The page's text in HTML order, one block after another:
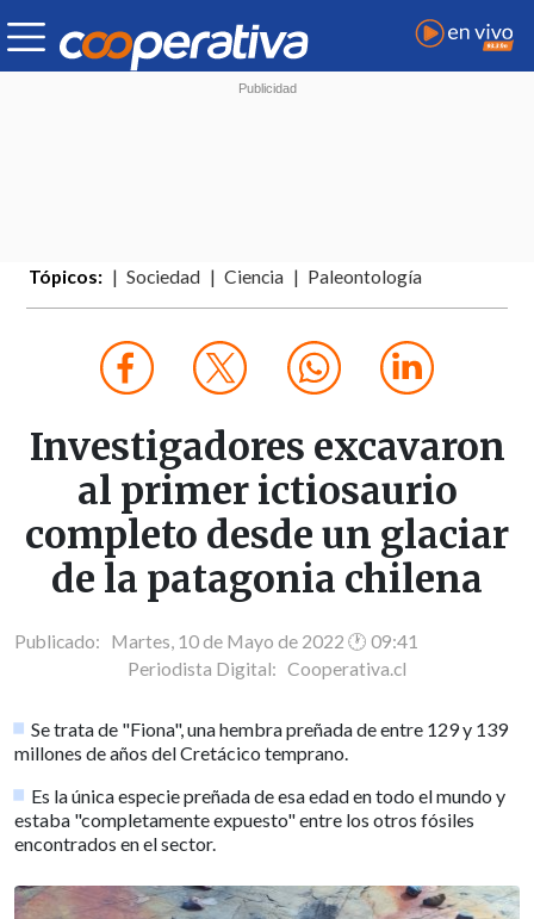
Tópicos: Sociedad Ciencia Paleontología
Investigadores excavaron
al primer ictiosaurio
completo desde un glaciar
de la patagonia chilena
Publicado: Martes, 10 de Mayo de 2022 🕐 09:41
Periodista Digital: Cooperativa.cl
Se trata de "Fiona", una hembra preñada de entre 129 y 139
millones de años del Cretácico temprano.
Es la única especie preñada de esa edad en todo el mundo y
estaba "completamente expuesto" entre los otros fósiles
encontrados en el sector.